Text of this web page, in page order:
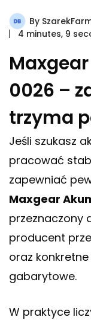
By
4 minutes, 9
0026 –
trzyma
Jeśli szukasz
pracować
zapewniać
Maxgear
przeznaczony
producent
oraz
gabarytowe.
W praktyce